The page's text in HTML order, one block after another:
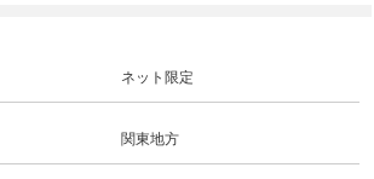
ネット限定
関東地方